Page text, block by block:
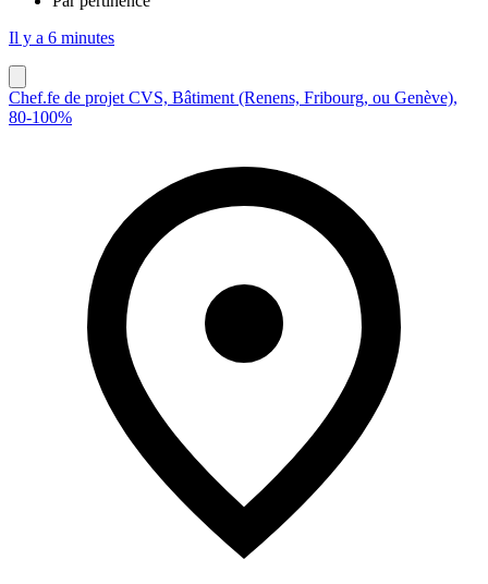
Il y a 6 minutes
Chef.fe de projet CVS, Bâtiment (Renens, Fribourg, ou Genève),
80-100%